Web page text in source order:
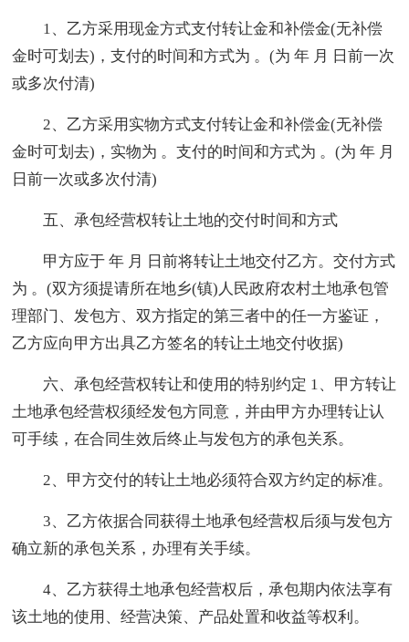
1、乙方采用现金方式支付转让金和补偿金(无补偿
金时可划去)，支付的时间和方式为 。(为 年 月 日前一次
或多次付清)
2、乙方采用实物方式支付转让金和补偿金(无补偿
金时可划去)，实物为 。支付的时间和方式为 。(为 年 月
日前一次或多次付清)
五、承包经营权转让土地的交付时间和方式
甲方应于 年 月 日前将转让土地交付乙方。交付方式
为 。(双方须提请所在地乡(镇)人民政府农村土地承包管
理部门、发包方、双方指定的第三者中的任一方鉴证，
乙方应向甲方出具乙方签名的转让土地交付收据)
六、承包经营权转让和使用的特别约定 1、甲方转让
土地承包经营权须经发包方同意，并由甲方办理转让认
可手续，在合同生效后终止与发包方的承包关系。
2、甲方交付的转让土地必须符合双方约定的标准。
3、乙方依据合同获得土地承包经营权后须与发包方
确立新的承包关系，办理有关手续。
4、乙方获得土地承包经营权后，承包期内依法享有
该土地的使用、经营决策、产品处置和收益等权利。